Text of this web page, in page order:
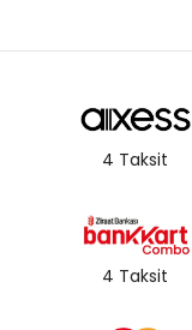
4 Taksit
4 Taksit